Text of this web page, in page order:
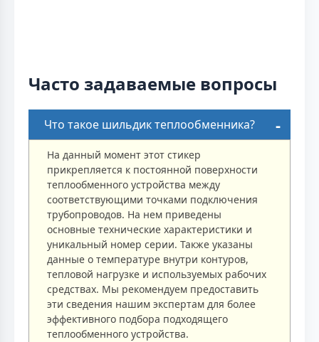
Часто задаваемые вопросы
Что такое шильдик теплообменника?
На данный момент этот стикер
прикрепляется к постоянной поверхности
теплообменного устройства между
соответствующими точками подключения
трубопроводов. На нем приведены
основные технические характеристики и
уникальный номер серии. Также указаны
данные о температуре внутри контуров,
тепловой нагрузке и используемых рабочих
средствах. Мы рекомендуем предоставить
эти сведения нашим экспертам для более
эффективного подбора подходящего
теплообменного устройства.